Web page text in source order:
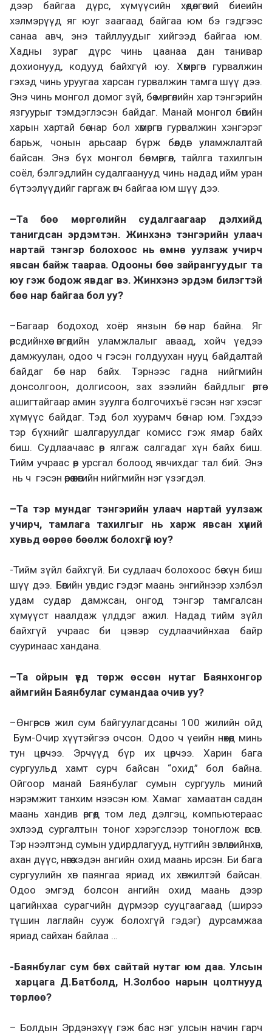
дээр байгаа дүрс, хүмүүсийн хөдөлгөөний биеийн
хэлмэрүүд яг юуг заагаад байгаа юм бэ гэдгээс
санаа авч, энэ тайллуудыг хийгээд байгаа юм.
Хадны зураг дүрс чинь цаанаа дан танивар
дохионууд, кодууд байхгүй юу. Хөмөргөн гурвалжин
гэхэд чинь уруугаа харсан гурвалжин тамга шүү дээ.
Энэ чинь монгол домог зүй, бөө мөргөлийн хар тэнгэрийн
язгуурыг тэмдэглэсэн байдаг. Манай монгол бөөгийн
харын хартай бөө нар бол хөмөргөн гурвалжин хэнгэрэг
барьж, чонын арьсаар бүрж бөөлдөг уламжлалтай
байсан. Энэ бүх монгол бөө мөргөл, тайлга тахилгын
соёл, бэлгэдлийн судалгаанууд чинь надад ийм уран
бүтээлүүдийг гаргаж өгч байгаа юм шүү дээ.
–Та бөө мөргөлийн судалгаагаар дэлхийд
танигдсан эрдэмтэн. Жинхэнэ тэнгэрийн улаач
нартай тэнгэр болохоос нь өмнө уулзаж учирч
явсан байж таараа. Одооны бөө зайрангуудыг та
юу гэж бодож явдаг вэ. Жинхэнэ эрдэм билэгтэй
бөө нар байгаа бол уу?
–Багаар бодоход хоёр янзын бөө нар байна. Яг
өөрсдийнхөө өвгөдийн уламжлалыг аваад, хойч үедээ
дамжуулан, одоо ч гэсэн голдуухан нууц байдалтай
байдаг бөө нар байх. Тэрнээс гадна нийгмийн
донсолгоон, долгисоон, зах зээлийн байдлыг өөртөө
ашигтайгаар амин зуулга болгочихъё гэсэн нэг хэсэг
хүмүүс байдаг. Тэд бол хуурамч бөө нар юм. Гэхдээ
тэр бүхнийг шалгаруулдаг комисс гэж ямар байх
биш. Судлаачаас өөр ялгаж салгадаг хүн байх биш.
Тийм учраас өөр урсгал болоод явчихдаг тал бий. Энэ
нь ч гэсэн өөрөө өнөөгийн нийгмийн нэг үзэгдэл.
–Та тэр мундаг тэнгэрийн улаач нартай уулзаж
учирч, тамлага тахилгыг нь харж явсан хүний
хувьд өөрөө бөөлж болохгүй юу?
-Тийм зүйл байхгүй. Би судлаач болохоос бөө хүн биш
шүү дээ. Бөөгийн увдис гэдэг маань энгийнээр хэлбэл
удам судар дамжсан, онгод тэнгэр тамгалсан
хүмүүст наалдаж үлддэг ажил. Надад тийм зүйл
байхгүй учраас би цэвэр судлаачийнхаа байр
сууринаас хандана.
–Та ойрын үед төрж өссөн нутаг Баянхонгор
аймгийн Баянбулаг сумандаа очив уу?
–Өнгөрсөн жил сум байгуулагдсаны 100 жилийн ойд
Бум-Очир хүүтэйгээ очсон. Одоо ч үеийн нөхөд минь
тун цөөрчээ.
Эрчүүд бүр их цөөрчээ. Харин бага
сургуульд хамт сурч байсан “охид” бол байна.
Ойгоор манай Баянбулаг сумын сургууль миний
нэрэмжит танхим нээсэн юм. Хамаг хамаатан садан
маань хандив өргөөд том лед дэлгэц, компьютераас
эхлээд сургалтын тоног хэрэгслээр тоноглож өгсөн.
Тэр нээлтэнд сумын удирдлагууд, нутгийн зөвлөлийнхөн,
ахан дүүс, нөгөө хэдэн ангийн охид маань ирсэн. Би бага
сургуулийн хөг паянгаа яриад их хөгжилтэй байсан.
Одоо эмгэд болсон ангийн охид маань дээр
цагийнхаа сурагчийн дүрмээр сууцгаагаад (ширээ
түшин лаглайн сууж болохгүй гэдэг) дурсамжаа
яриад сайхан байлаа …
-Баянбулаг сум бөх сайтай нутаг юм даа. Улсын
харцага Д.Батболд, Н.Золбоо нарын цолтнууд
төрлөө?
– Болдын Эрдэнэхүү гэж бас нэг улсын начин гарч